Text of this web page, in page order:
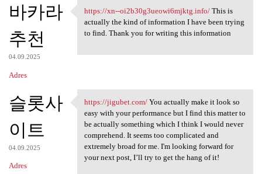
바카라
추천
04.09.2025
Adres
https://xn-
https://xn--oi2b30g3ueowi6mjktg.info/This is
actually the kind of information I have been trying
to find. Thank you for writing this information
슬롯사
이트
04.09.2025
Adres
https://jigubet.com/ You
https://jigubet.com/You actually make it look so
easy with your performance but I find this matter to
be actually something which I think I would never
comprehend. It seems too complicated and
extremely broad for me. I'm looking forward for
your next post, I’ll try to get the hang of it!